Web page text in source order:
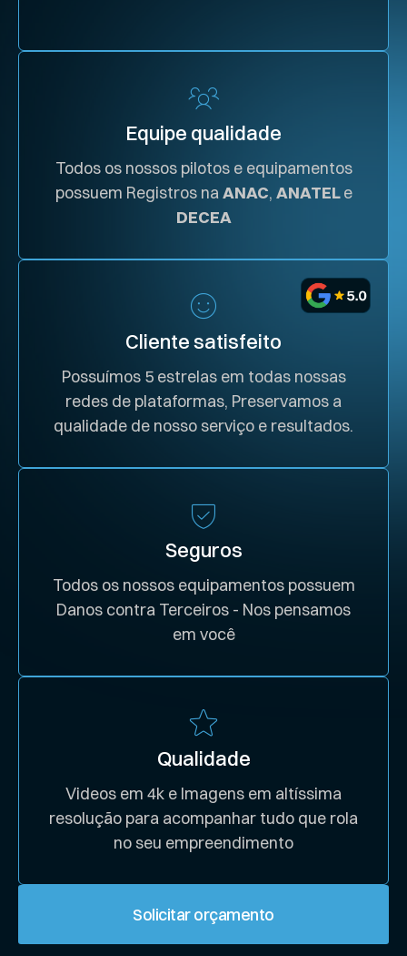
Equipe qualidade
Todos os nossos pilotos e equipamentos
possuem Registros naANAC, ANATELe
DECEA
Cliente satisfeito
Possuímos 5 estrelas em todas nossas
redes de plataformas, Preservamos a
qualidade de nosso serviço e resultados.
Seguros
Todos os nossos equipamentos possuem
Danos contra Terceiros - Nos pensamos
em você
Qualidade
Videos em 4k e Imagens em altíssima
resolução para acompanhar tudo que rola
no seu empreendimento
Solicitar orçamento